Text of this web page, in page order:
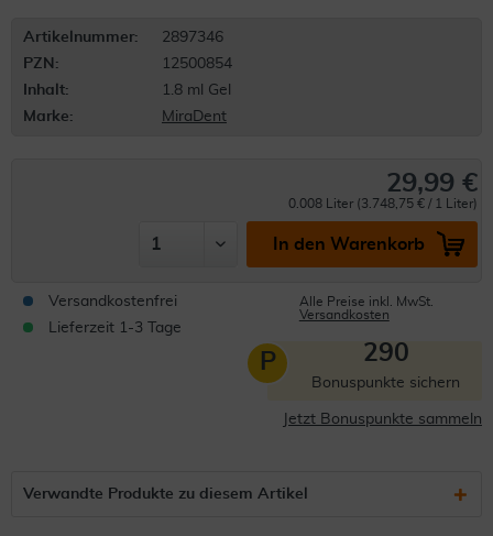
Artikelnummer:
2897346
PZN:
12500854
Inhalt:
1.8 ml Gel
Marke:
MiraDent
29,99 €
0.008 Liter (3.748,75 € / 1 Liter)
In den Warenkorb
Versandkostenfrei
Lieferzeit 1-3 Tage
Alle Preise inkl. MwSt.
Versandkosten
P 290
Bonuspunkte sichern
Jetzt Bonuspunkte sammeln
Verwandte Produkte zu diesem Artikel